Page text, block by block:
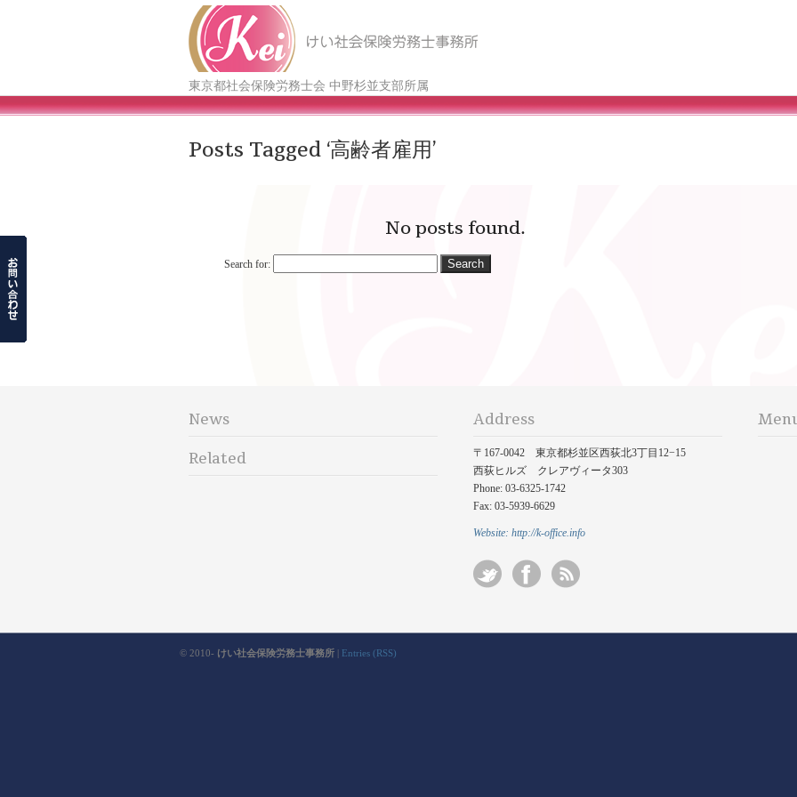
東京都社会保険労務士会 中野杉並支部所属
Posts Tagged ‘高齢者雇用’
No posts found.
Search for:
News
Related
Address
〒167-0042 東京都杉並区西荻北3丁目12−15
西荻ヒルズ クレアヴィータ303
Phone: 03-6325-1742
Fax: 03-5939-6629
Website: http://k-office.info
© 2010- けい社会保険労務士事務所 | Entries (RSS)